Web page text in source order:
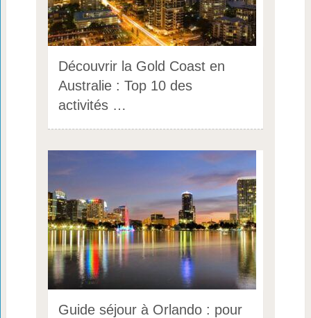
Découvrir la Gold Coast en
Australie : Top 10 des
activités …
Guide séjour à Orlando : pour